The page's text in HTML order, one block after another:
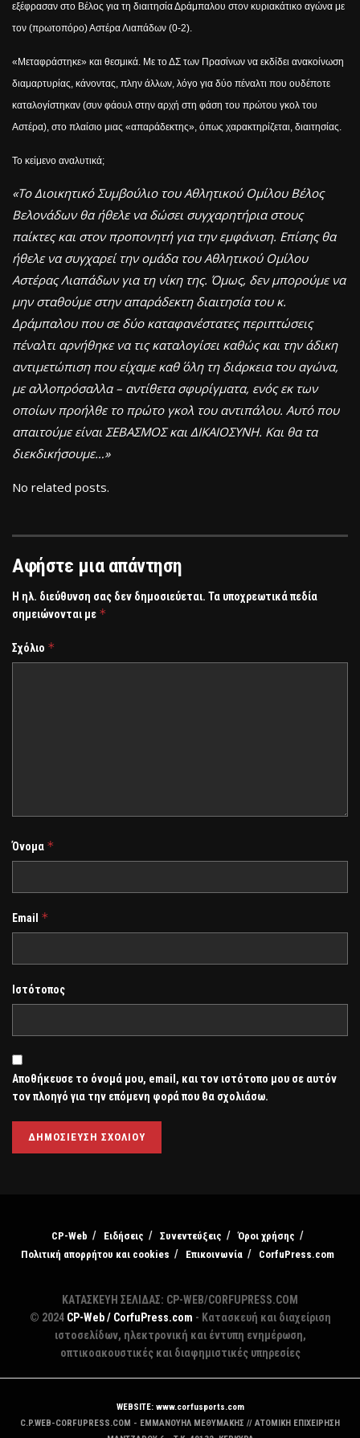
εξέφρασαν στο Βέλος για τη διαιτησία Δράμπαλου στον κυριακάτικο αγώνα με
τον (πρωτοπόρο) Αστέρα Λιαπάδων (0-2).
«Μεταφράστηκε» και θεσμικά. Με το ΔΣ των Πρασίνων να εκδίδει ανακοίνωση
διαμαρτυρίας, κάνοντας, πλην άλλων, λόγο για δύο πέναλτι που ουδέποτε
καταλογίστηκαν (συν φάουλ στην αρχή στη φάση του πρώτου γκολ του
Αστέρα), στο πλαίσιο μιας «απαράδεκτης», όπως χαρακτηρίζεται, διαιτησίας.
Το κείμενο αναλυτικά;
«Το Διοικητικό Συμβούλιο του Αθλητικού Ομίλου Βέλος
Βελονάδων θα ήθελε να δώσει συγχαρητήρια στους
παίκτες και στον προπονητή για την εμφάνιση. Επίσης θα
ήθελε να συγχαρεί την ομάδα του Αθλητικού Ομίλου
Αστέρας Λιαπάδων για τη νίκη της. Όμως, δεν μπορούμε να
μην σταθούμε στην απαράδεκτη διαιτησία του κ.
Δράμπαλου που σε δύο καταφανέστατες περιπτώσεις
πέναλτι αρνήθηκε να τις καταλογίσει καθώς και την άδικη
αντιμετώπιση που είχαμε καθ΄ όλη τη διάρκεια του αγώνα,
με αλλοπρόσαλλα – αντίθετα σφυρίγματα, ενός εκ των
οποίων προήλθε το πρώτο γκολ του αντιπάλου. Αυτό που
απαιτούμε είναι ΣΕΒΑΣΜΟΣ και ΔΙΚΑΙΟΣΥΝΗ. Και θα τα
διεκδικήσουμε…»
No related posts.
Αφήστε μια απάντηση
Η ηλ. διεύθυνση σας δεν δημοσιεύεται. Τα υποχρεωτικά πεδία
σημειώνονται με *
Σχόλιο *
Όνομα *
Email *
Ιστότοπος
Αποθήκευσε το όνομά μου, email, και τον ιστότοπο μου σε αυτόν
τον πλοηγό για την επόμενη φορά που θα σχολιάσω.
CP-Web Ειδήσεις Συνεντεύξεις
Όροι χρήσης
Πολιτική απορρήτου και cookies
Επικοινωνία CorfuPress.com
ΚΑΤΑΣΚΕΥΗ ΣΕΛΙΔΑΣ: CP-WEB/CORFUPRESS.COM
© 2024 CP-Web / CorfuPress.com - Κατασκευή και διαχείριση
ιστοσελίδων, ηλεκτρονική και έντυπη ενημέρωση,
οπτικοακουστικές και διαφημιστικές υπηρεσίες
WEBSITE: www.corfusports.com
C.P.WEB-CORFUPRESS.COM - ΕΜΜΑΝΟΥΗΛ ΜΕΘΥΜΑΚΗΣ // ΑΤΟΜΙΚΗ ΕΠΙΧΕΙΡΗΣΗ